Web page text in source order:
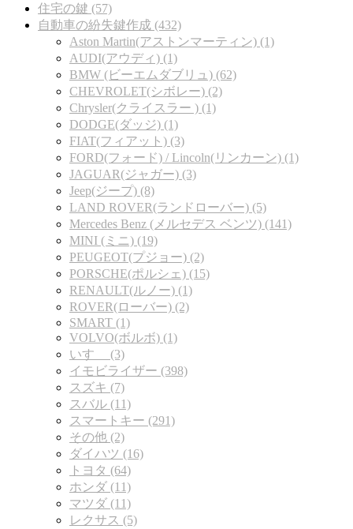
住宅の鍵 (57)
自動車の紛失鍵作成 (432)
Aston Martin(アストンマーティン) (1)
AUDI(アウディ) (1)
BMW (ビーエムダブリュ) (62)
CHEVROLET(シボレー) (2)
Chrysler(クライスラー ) (1)
DODGE(ダッジ) (1)
FIAT(フィアット) (3)
FORD(フォード) / Lincoln(リンカーン) (1)
JAGUAR(ジャガー) (3)
Jeep(ジープ) (8)
LAND ROVER(ランドローバー) (5)
Mercedes Benz (メルセデス ベンツ) (141)
MINI (ミニ) (19)
PEUGEOT(プジョー) (2)
PORSCHE(ポルシェ) (15)
RENAULT(ルノー) (1)
ROVER(ローバー) (2)
SMART (1)
VOLVO(ボルボ) (1)
いすゞ (3)
イモビライザー (398)
スズキ (7)
スバル (11)
スマートキー (291)
その他 (2)
ダイハツ (16)
トヨタ (64)
ホンダ (11)
マツダ (11)
レクサス (5)